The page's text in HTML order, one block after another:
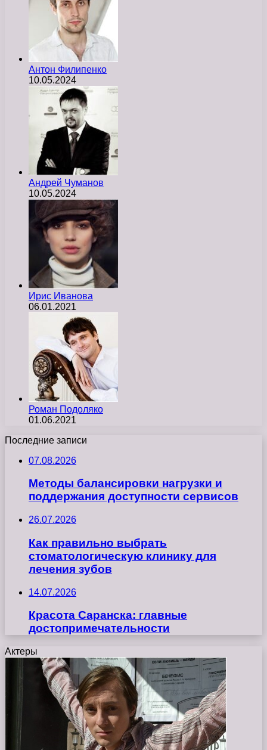
Антон Филипенко
10.05.2024
Андрей Чуманов
10.05.2024
Ирис Иванова
06.01.2021
Роман Подоляко
01.06.2021
Последние записи
07.08.2026
Методы балансировки нагрузки и
поддержания доступности сервисов
26.07.2026
Как правильно выбрать
стоматологическую клинику для
лечения зубов
14.07.2026
Красота Саранска: главные
достопримечательности
Актеры